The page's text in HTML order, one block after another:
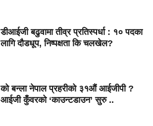
डीआईजी बढुवामा तीव्र प्रतिस्पर्धा : १० पदका
लागि दौडधूप, निष्पक्षता कि चलखेल?
को बन्ला नेपाल प्रहरीको ३१औं आईजीपी ?
आईजी कुँवरको ‘काउन्टडाउन’ सुरु ..